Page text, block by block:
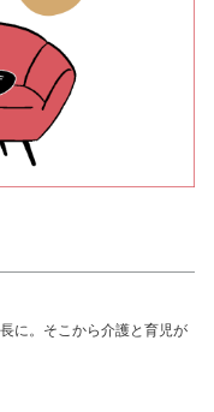
に。そこから介護と育児が